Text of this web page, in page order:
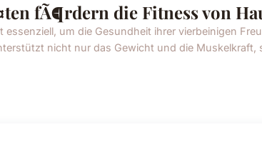
fÃ¶rdern die Fitness von
essenziell, um die Gesundheit ihrer vierbeinigen
nicht nur das Gewicht und die Muskelkraft,